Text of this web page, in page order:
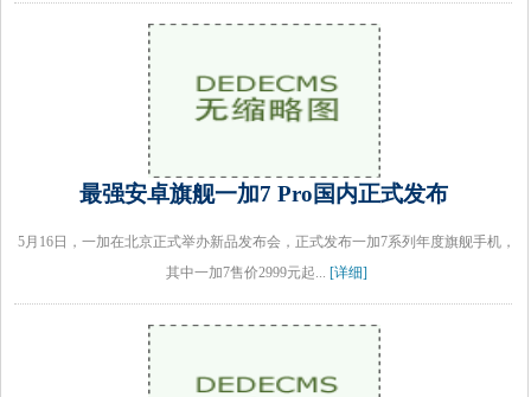
最强安卓旗舰一加7 Pro国内正式发布
5月16日，一加在北京正式举办新品发布会，正式发布一加7系列年度旗舰手机，
其中一加7售价2999元起... [详细]